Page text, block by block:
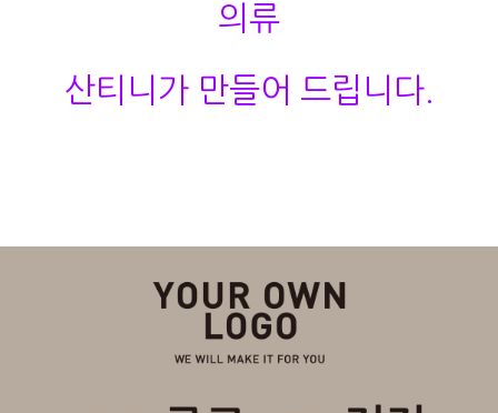
의류
산티니가 만들어 드립니다.